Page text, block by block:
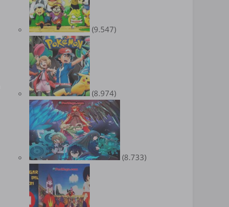
(9.547)
(8.974)
(8.733)